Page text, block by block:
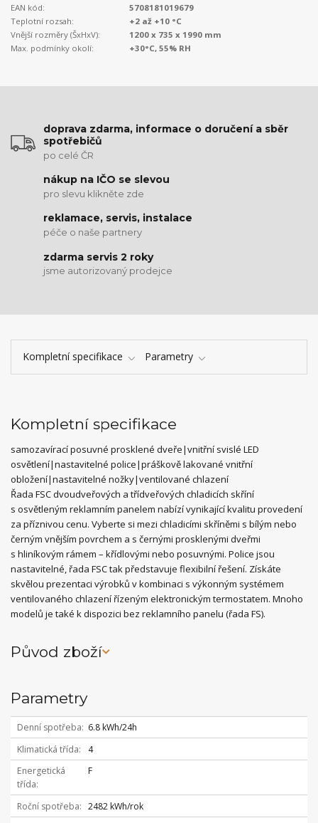
EAN kód:
5708181019679
Teplotní rozsah:
+2 až +10 °C
Vnější rozměry (ŠxHxV):
1200 x 735 x 1990 mm
Max. podmínky okolí:
+30°C, 55% RH
doprava zdarma, informace o doručení a sběr
spotřebičů
po celé ČR
nákup na IČO se slevou
pro slevu klikněte zde
reklamace, servis, instalace
péče o naše partnery
zdarma servis 2 roky
jsme autorizovaný prodejce
Kompletní specifikace Parametry
Kompletní specifikace
samozavírací posuvné prosklené dveře|vnitřní svislé LED
osvětlení|nastavitelné police|práškově lakované vnitřní
obložení|nastavitelné nožky|ventilované chlazení
Řada FSC dvoudveřových a třídveřových chladicích skříní
s osvětleným reklamním panelem nabízí vynikající kvalitu provedení
za příznivou cenu. Vyberte si mezi chladicími skříněmi s bílým nebo
černým vnějším povrchem a s černými prosklenými dveřmi
s hliníkovým rámem – křídlovými nebo posuvnými. Police jsou
nastavitelné, řada FSC tak představuje flexibilní řešení. Získáte
skvělou prezentaci výrobků v kombinaci s výkonným systémem
ventilovaného chlazení řízeným elektronickým termostatem. Mnoho
modelů je také k dispozici bez reklamního panelu (řada FS).
Původ zboží
Parametry
Denní spotřeba
6.8 kWh/24h
Klimatická třída
4
Energetická
třída
F
Roční spotřeba
2482 kWh/rok